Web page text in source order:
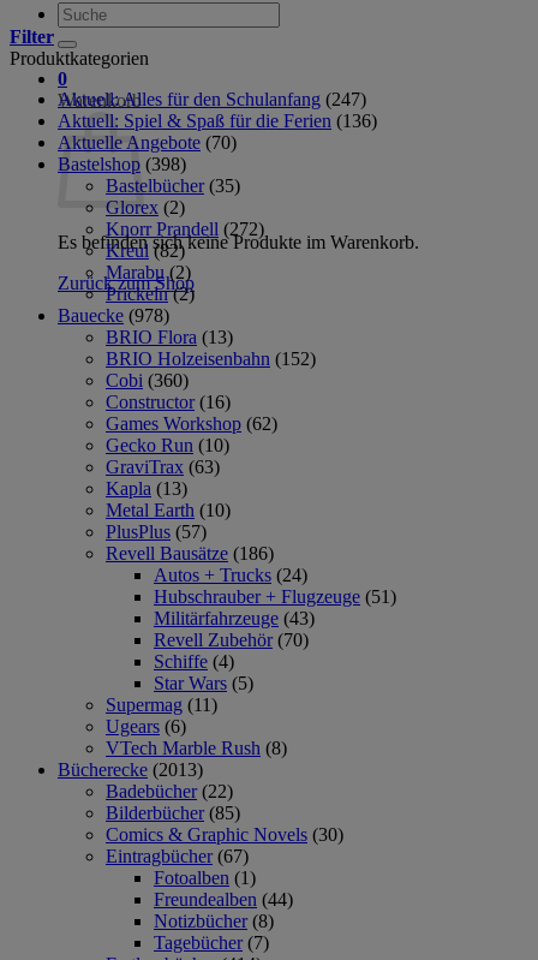
Suche
nach:
0
Warenkorb
Es befinden sich keine Produkte im Warenkorb.
Zurück zum Shop
Filter
Produktkategorien
Aktuell: Alles für den Schulanfang (247)
Aktuell: Spiel & Spaß für die Ferien (136)
Aktuelle Angebote (70)
Bastelshop (398)
Bastelbücher (35)
Glorex (2)
Knorr Prandell (272)
Kreul (82)
Marabu (2)
Prickeln (2)
Bauecke (978)
BRIO Flora (13)
BRIO Holzeisenbahn (152)
Cobi (360)
Constructor (16)
Games Workshop (62)
Gecko Run (10)
GraviTrax (63)
Kapla (13)
Metal Earth (10)
PlusPlus (57)
Revell Bausätze (186)
Autos + Trucks (24)
Hubschrauber + Flugzeuge (51)
Militärfahrzeuge (43)
Revell Zubehör (70)
Schiffe (4)
Star Wars (5)
Supermag (11)
Ugears (6)
VTech Marble Rush (8)
Bücherecke (2013)
Badebücher (22)
Bilderbücher (85)
Comics & Graphic Novels (30)
Eintragbücher (67)
Fotoalben (1)
Freundealben (44)
Notizbücher (8)
Tagebücher (7)